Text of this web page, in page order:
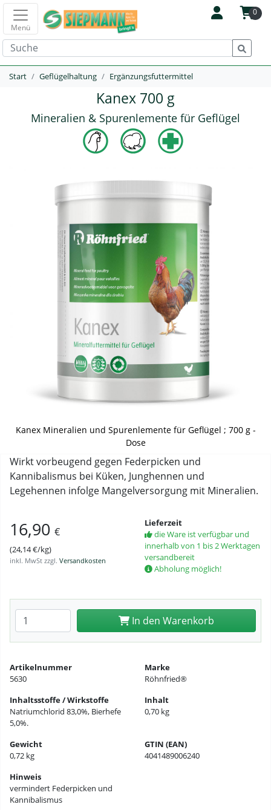
0
Menü
Start Geflügelhaltung Ergänzungsfuttermittel
Kanex 700 g
Mineralien & Spurenlemente für Geflügel
Kanex Mineralien und Spurenlemente für Geflügel ; 700 g -
Dose
Wirkt vorbeugend gegen Federpicken und
Kannibalismus bei Küken, Junghennen und
Legehennen infolge Mangelversorgung mit Mineralien.
16,90 €
(24,14 €/kg)
inkl. MwSt zzgl. Versandkosten
Lieferzeit
die Ware ist verfügbar und
innerhalb von 1 bis 2 Werktagen
versandbereit
Abholung möglich!
Anzahl eingeben In den Warenkorb
Artikelnummer
5630
Marke
Röhnfried®
Inhaltsstoffe / Wirkstoffe
Natriumchlorid 83,0%, Bierhefe
5,0%.
Inhalt
0,70 kg
Gewicht
0,72 kg
GTIN (EAN)
4041489006240
Hinweis
vermindert Federpicken und
Kannibalismus